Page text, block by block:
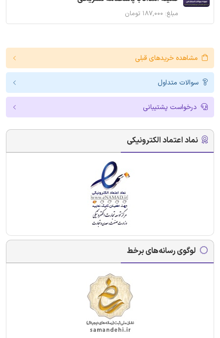
مبلغ: ۱۸۷,۰۰۰ تومان
مشاهده خریدهای قبلی
سوالات متداول
درخواست پشتیبانی
نماد اعتماد الکترونیکی
لوگوی رسانه‌های برخط